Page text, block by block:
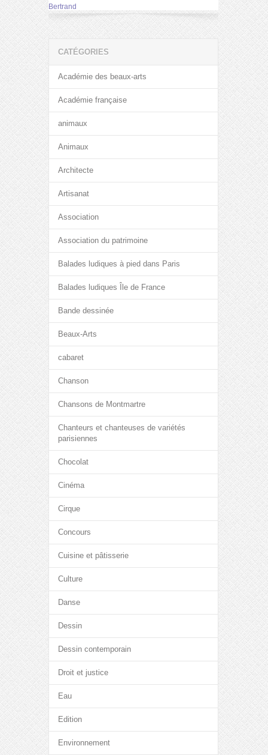
Bertrand
CATÉGORIES
Académie des beaux-arts
Académie française
animaux
Animaux
Architecte
Artisanat
Association
Association du patrimoine
Balades ludiques à pied dans Paris
Balades ludiques Île de France
Bande dessinée
Beaux-Arts
cabaret
Chanson
Chansons de Montmartre
Chanteurs et chanteuses de variétés
parisiennes
Chocolat
Cinéma
Cirque
Concours
Cuisine et pâtisserie
Culture
Danse
Dessin
Dessin contemporain
Droit et justice
Eau
Edition
Environnement